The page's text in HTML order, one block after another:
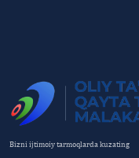
Bizni ijtimoiy tarmoqlarda kuzating